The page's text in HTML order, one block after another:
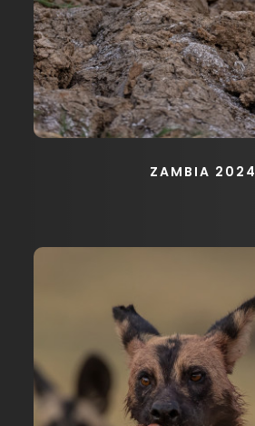
ZAMBIA 2024